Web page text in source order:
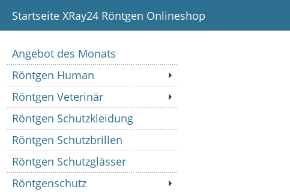
Startseite XRay24 Röntgen Onlineshop
Angebot des Monats
Röntgen Human
Röntgen Veterinär
Röntgen Schutzkleidung
Röntgen Schutzbrillen
Röntgen Schutzglässer
Röntgenschutz